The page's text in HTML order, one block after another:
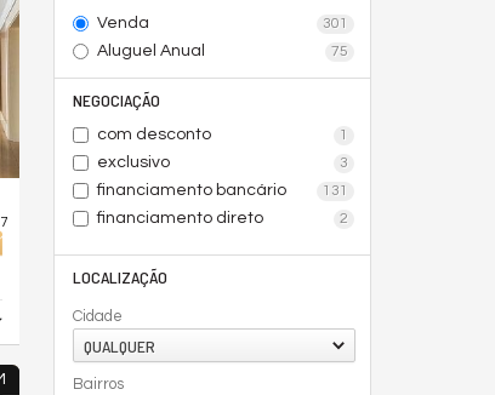
Venda 301
Aluguel Anual 75
NEGOCIAÇÃO
com desconto 1
exclusivo 3
financiamento bancário 131
financiamento direto 2
LOCALIZAÇÃO
Cidade
QUALQUER
Bairros